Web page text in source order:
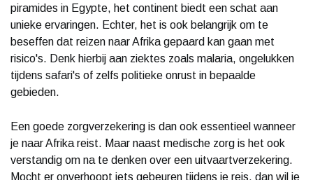
piramides in Egypte, het continent biedt een schat aan
unieke ervaringen. Echter, het is ook belangrijk om te
beseffen dat reizen naar Afrika gepaard kan gaan met
risico's. Denk hierbij aan ziektes zoals malaria, ongelukken
tijdens safari's of zelfs politieke onrust in bepaalde
gebieden.
Een goede zorgverzekering is dan ook essentieel wanneer
je naar Afrika reist. Maar naast medische zorg is het ook
verstandig om na te denken over een uitvaartverzekering.
Mocht er onverhoopt iets gebeuren tijdens je reis, dan wil je